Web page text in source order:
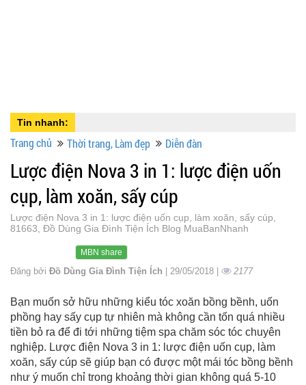
Tin nhanh:
Trang chủ Thời trang, Làm đẹp Diễn đàn
Lược điện Nova 3 in 1: lược điện uốn
cụp, làm xoăn, sấy cúp
Lược điện Nova 3 in 1: lược điện uốn cụp, làm xoăn, sấy cúp,
81663, Đồ Dùng Gia Đình Tiện Ích Blog MuaBanNhanh
MBN share
Đăng bởi Đồ Dùng Gia Đình Tiện Ích | 29/05/2018 | 2177
Bạn muốn sở hữu những kiểu tóc xoăn bồng bềnh, uốn
phồng hay sấy cụp tự nhiên mà không cần tốn quá nhiều
tiền bỏ ra để đi tới những tiệm spa chăm sóc tóc chuyên
nghiệp. Lược điện Nova 3 in 1: lược điện uốn cụp, làm
xoăn, sấy cúp sẽ giúp bạn có được một mái tóc bồng bềnh
như ý muốn chỉ trong khoảng thời gian không quá 5-10